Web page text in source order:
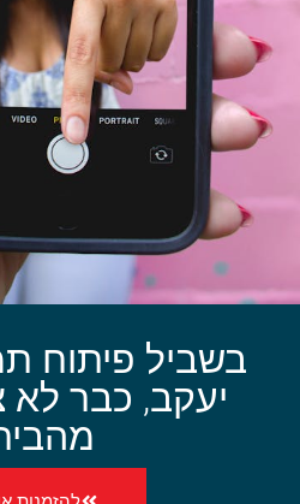
בשביל פיתוח
יעקב, כבר לא